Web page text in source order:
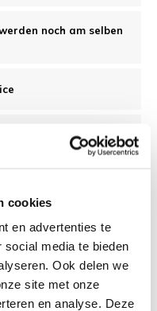
cookies
en advertenties te
media te bieden
Ook delen we
site met onze
en analyse. Deze
noch am selben
Ihnen gerne
Whatsapp